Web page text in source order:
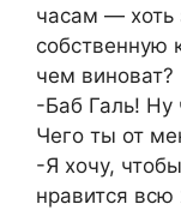
часам — хоть
собственную
чем виноват?
-Баб Галь!
Чего ты от
-Я хочу,
нравится